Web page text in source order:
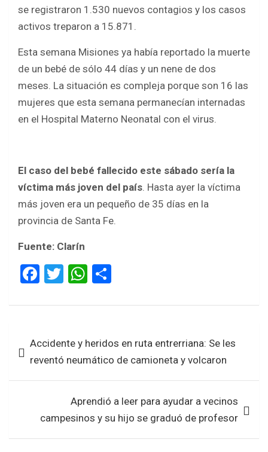
se registraron 1.530 nuevos contagios y los casos
activos treparon a 15.871.
Esta semana Misiones ya había reportado la muerte
de un bebé de sólo 44 días y un nene de dos
meses. La situación es compleja porque son 16 las
mujeres que esta semana permanecían internadas
en el Hospital Materno Neonatal con el virus.
El caso del bebé fallecido este sábado sería la
víctima más joven del país. Hasta ayer la víctima
más joven era un pequeño de 35 días en la
provincia de Santa Fe.
Fuente: Clarín
F
ce
o
o
k
T
tt
W
at
A
p
p
ar
de Accidente y heridos en ruta entrerriana: Se les
reventó neumático de camioneta y volcaron
Aprendió a leer para ayudar a vecinos
campesinos y su hijo se graduó de profesor